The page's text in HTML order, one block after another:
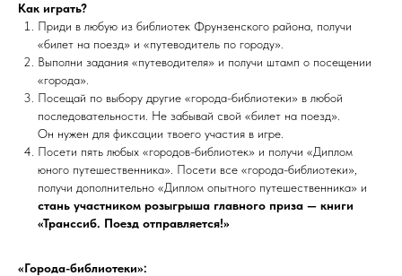
Как играть?
Приди в любую из библиотек Фрунзенского района, получи
«билет на поезд» и «путеводитель по городу».
Выполни задания «путеводителя» и получи штамп о посещении
«города».
Посещай по выбору другие «города-библиотеки» в любой
последовательности. Не забывай свой «билет на поезд».
Он нужен для фиксации твоего участия в игре.
Посети пять любых «городов-библиотек» и получи «Диплом
юного путешественника». Посети все «города-библиотеки»,
получи дополнительно «Диплом опытного путешественника» и
стань участником розыгрыша главного приза — книги
«Транссиб. Поезд отправляется!»
«Города-библиотеки»: